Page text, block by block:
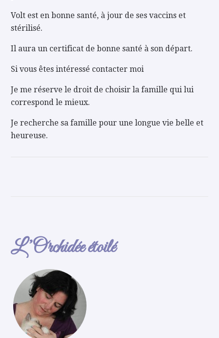
Volt est en bonne santé, à jour de ses vaccins et
stérilisé.
Il aura un certificat de bonne santé à son départ.
Si vous êtes intéressé contacter moi
Je me réserve le droit de choisir la famille qui lui
correspond le mieux.
Je recherche sa famille pour une longue vie belle et
heureuse.
L’Orchidée étoilé